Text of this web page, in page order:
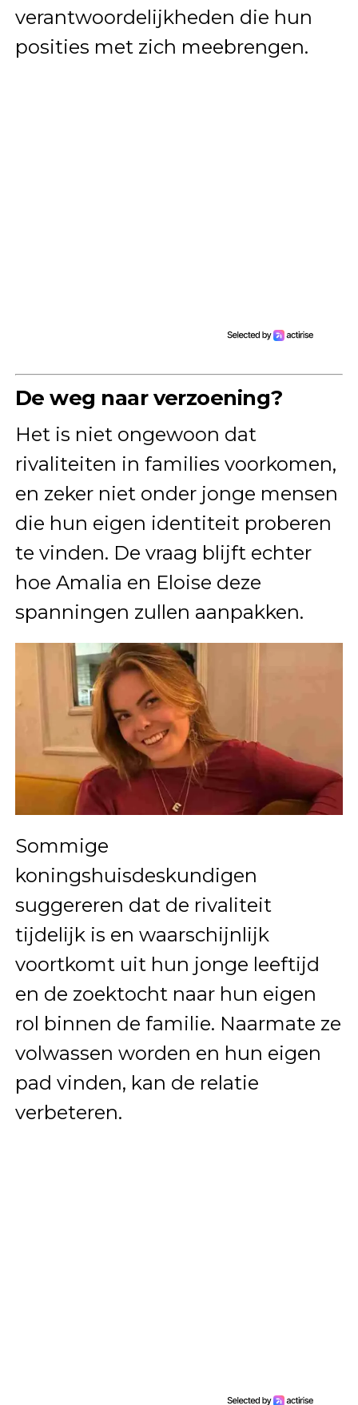
verantwoordelijkheden die hun
posities met zich meebrengen.
De weg naar verzoening?
Het is niet ongewoon dat
rivaliteiten in families voorkomen,
en zeker niet onder jonge mensen
die hun eigen identiteit proberen
te vinden. De vraag blijft echter
hoe Amalia en Eloise deze
spanningen zullen aanpakken.
Sommige
koningshuisdeskundigen
suggereren dat de rivaliteit
tijdelijk is en waarschijnlijk
voortkomt uit hun jonge leeftijd
en de zoektocht naar hun eigen
rol binnen de familie. Naarmate ze
volwassen worden en hun eigen
pad vinden, kan de relatie
verbeteren.